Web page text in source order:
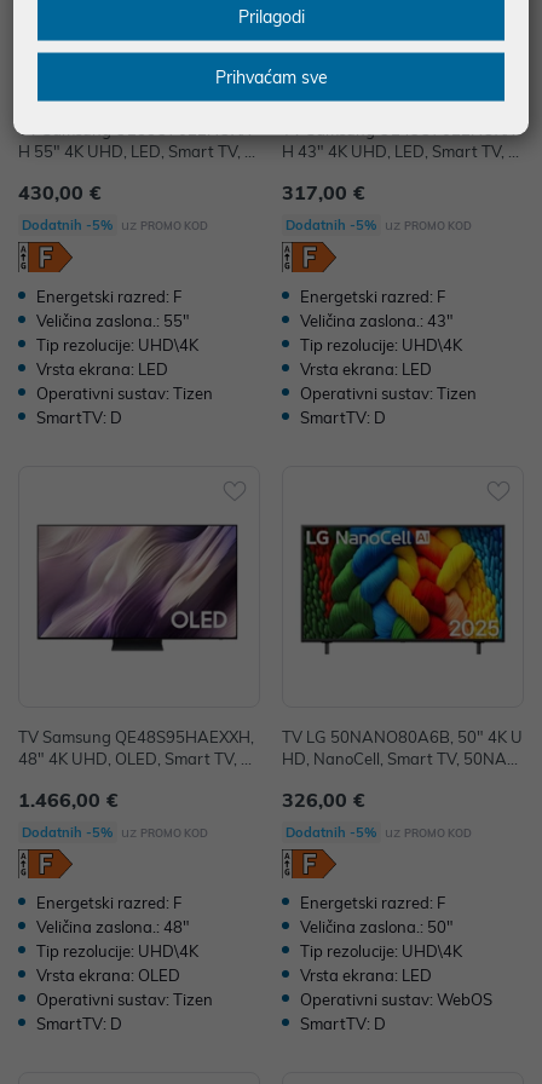
TV Samsung UE55U7022HUXX
H 55" 4K UHD, LED, Smart TV, U
430,00 €
Dodatnih -5% uz PROMO KOD
Energetski razred: F
Veličina zaslona.: 55"
Tip rezolucije: UHD\4K
Vrsta ekrana: LED
Operativni sustav: Tizen
SmartTV: D
H 43" 4K UHD, LED, Smart TV, U
317,00 €
Dodatnih -5% uz PROMO KOD
Energetski razred: F
Veličina zaslona.: 43"
Tip rezolucije: UHD\4K
Vrsta ekrana: LED
Operativni sustav: Tizen
SmartTV: D
TV Samsung QE48S95HAEXXH,
48" 4K UHD, OLED, Smart TV, Q
1.466,00 €
Dodatnih -5% uz PROMO KOD
Energetski razred: F
Veličina zaslona.: 48"
Tip rezolucije: UHD\4K
Vrsta ekrana: OLED
Operativni sustav: Tizen
SmartTV: D
TV LG 50NANO80A6B, 50" 4K U
HD, NanoCell, Smart TV, 50NAN
326,00 €
Dodatnih -5% uz PROMO KOD
Energetski razred: F
Veličina zaslona.: 50"
Tip rezolucije: UHD\4K
Vrsta ekrana: LED
Operativni sustav: WebOS
SmartTV: D
Prilagodi
Prihvaćam sve